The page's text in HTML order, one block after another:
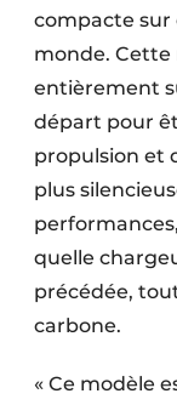
compacte sur
monde.
entièrement
départ pour
propulsion et
plus
quelle
précédée,
carbone.
« Ce modèle